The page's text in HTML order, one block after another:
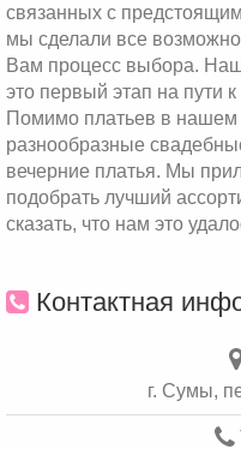
связанных с
мы сделали все
Вам процесс выбора.
это первый этап на пути
Помимо платьев в нашем
разнообразные
вечерние платья. Мы
подобрать лучший
сказать, что нам это
Контактная
г. Сумы,